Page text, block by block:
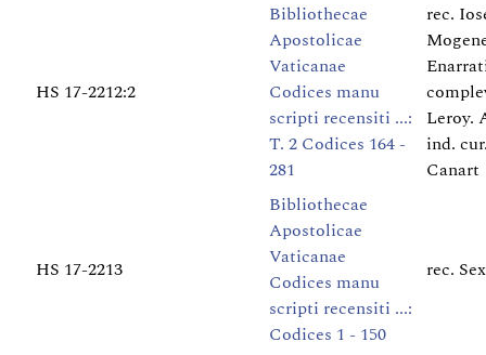
HS 17-2212:2
Bibliothecae
Apostolicae
Vaticanae
Codices manu
scripti recensiti ...:
T. 2 Codices 164 -
281
rec.
Leroy.
ind.
Canart
HS 17-2213
Bibliothecae
Apostolicae
Vaticanae
Codices manu
scripti recensiti ...:
Codices 1 - 150
rec.